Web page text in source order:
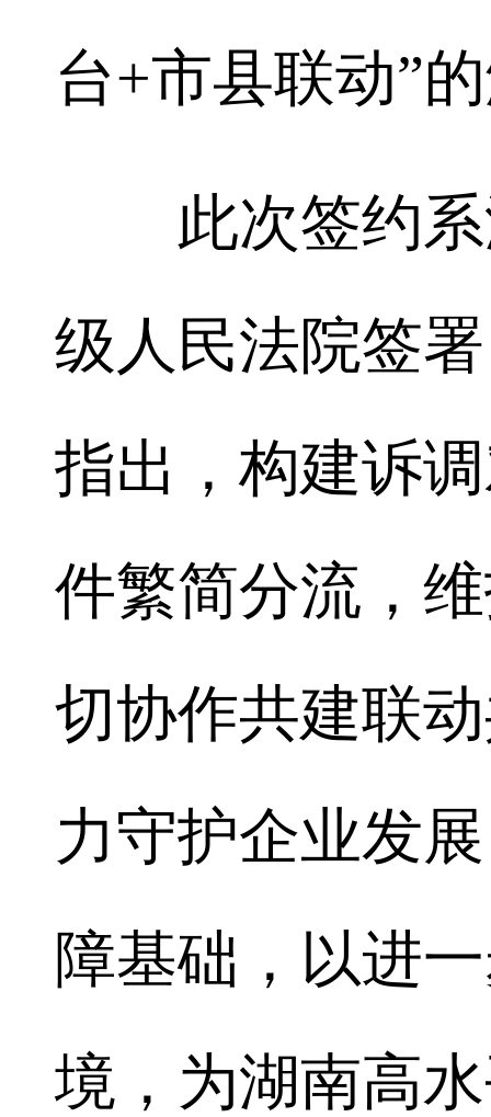
台+市县联动”
此次签约系
级人民法院签
指出，构建诉
件繁简分流，
切协作共建联
力守护企业发
障基础，以进
境，为湖南高